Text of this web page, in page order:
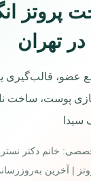
پروتز
تهران
عضو، قالب‌گیری
پوست، ساخت
سیدا
خانم دکتر
| آخرین به‌روزرسانی: